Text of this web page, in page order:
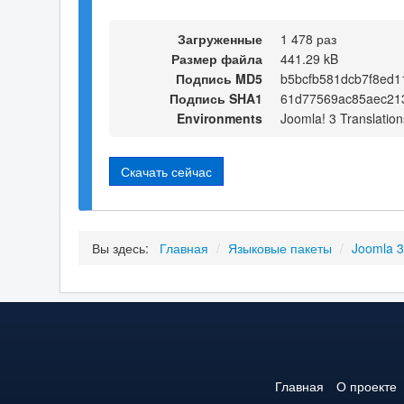
Загруженные
1 478 раз
Размер файла
441.29 kB
Подпись MD5
Подпись SHA1
Environments
Joomla! 3
Скачать сейчас
Вы здесь: Главная / Языковые пакеты / Joomla
Главная О проекте